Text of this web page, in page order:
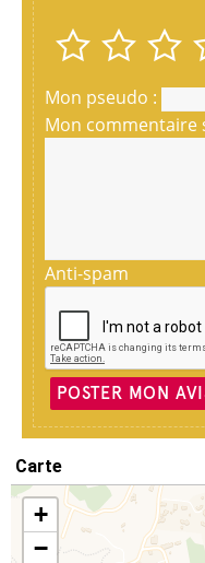
Mon pseudo :
Mon commentaire
Anti-spam
POSTER MON
Carte
+
−